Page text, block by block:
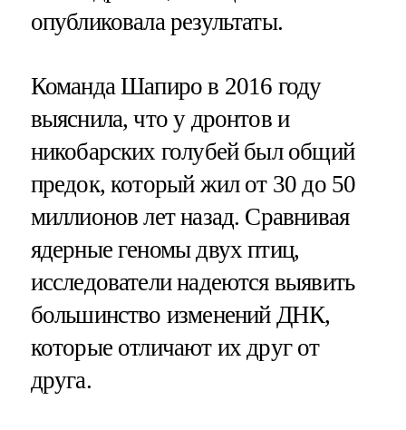
опубликовала результаты.
Команда Шапиро в 2016 году
выяснила, что у дронтов и
никобарских голубей был общий
предок, который жил от 30 до 50
миллионов лет назад. Сравнивая
ядерные геномы двух птиц,
исследователи надеются выявить
большинство изменений ДНК,
которые отличают их друг от
друга.